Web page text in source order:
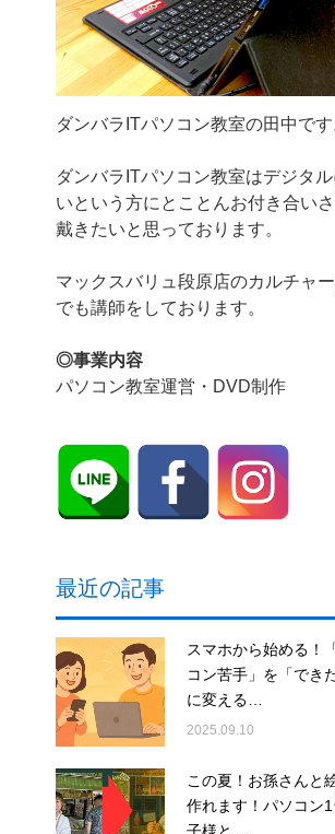
ダンバラITパソコン教室の田中です
ダンバラITパソコン教室はデジタ
いという方にとことんお付き合い
戴きたいと思っております。
マックスバリュ段原店のカルチャ
でも講師をしております。
◎事業内容
パソコン教室運営・DVD制作
最近の記事
スマホから始める！
コン苦手」を「でき
に変える…
2025.09.10
この夏！お孫さんと
作れます！パソコン